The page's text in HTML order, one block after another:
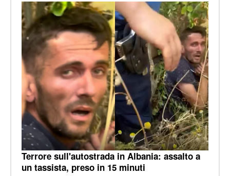
Terrore sull'autostrada in Albania: assalto a
un tassista, preso in 15 minuti